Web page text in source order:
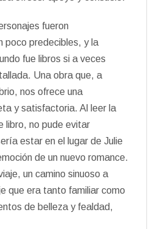
fueron
poco predecibles, y la
fue libros si a veces
Una obra que, a
nos ofrece una
y satisfactoria. Al leer la
libro, no pude evitar
estar en el lugar de Julie
de un nuevo romance.
un camino sinuoso a
que era tanto familiar como
de belleza y fealdad,